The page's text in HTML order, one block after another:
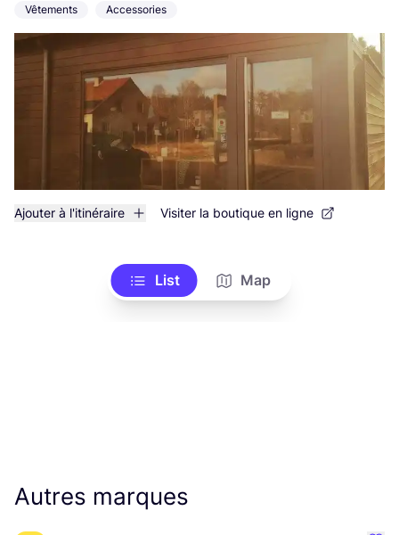
Vêtements Accessories
Ajouter à l'itinéraire Visiter la boutique en ligne
List Map
Autres marques